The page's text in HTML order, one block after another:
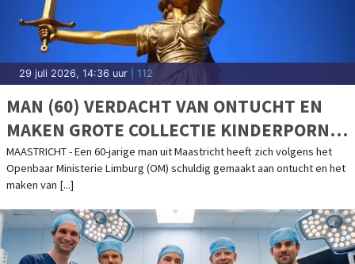
29 juli 2026, 14:36 uur | 112
MAN (60) VERDACHT VAN ONTUCHT EN
MAKEN GROTE COLLECTIE KINDERPORNO:
OM EIST 2,5 JAAR CEL EN TBS MET
DWANGVERPLEGING
MAASTRICHT - Een 60-jarige man uit Maastricht heeft zich volgens het
Openbaar Ministerie Limburg (OM) schuldig gemaakt aan ontucht en het
maken van [...]